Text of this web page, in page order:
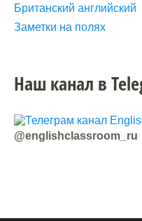
Британский английский
Заметки на полях
Наш канал в
@englishclassroom_ru